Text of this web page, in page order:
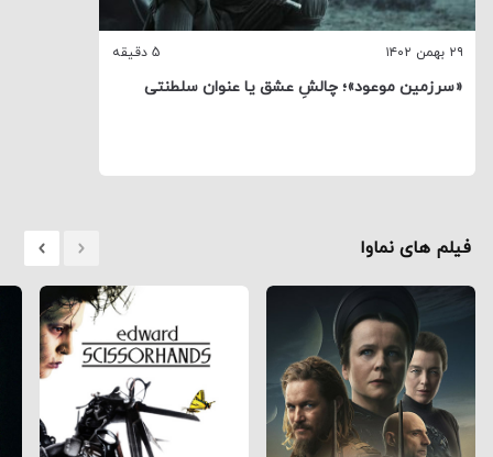
۲۹ بهمن ۱۴۰۲ 5 دقیقه
«سرزمین موعود»؛ چالشِ عشق یا عنوان سلطنتی
فیلم های نماوا